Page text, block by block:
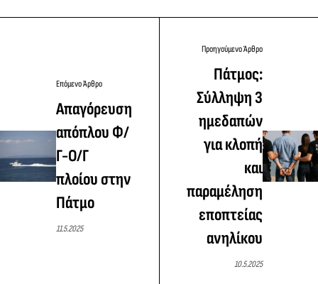
Επόμενο Άρθρο
Απαγόρευση
απόπλου Φ/
Γ-Ο/Γ
πλοίου στην
Πάτμο
11.5.2025
Προηγούμενο Άρθρο
Πάτμος:
Σύλληψη 3
ημεδαπών
για κλοπή
και
παραμέληση
εποπτείας
ανηλίκου
10.5.2025